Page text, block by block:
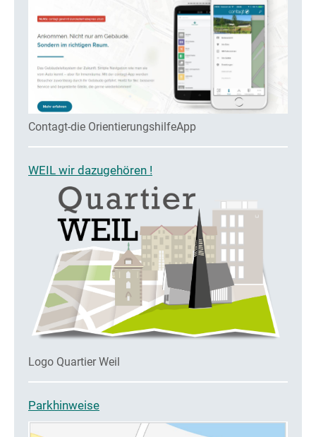
Contagt-die OrientierungshilfeApp
WEIL wir dazugehören !
Logo Quartier Weil
Parkhinweise